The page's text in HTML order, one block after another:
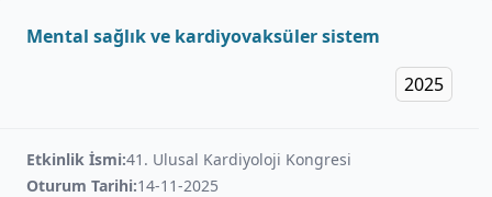
Mental sağlık ve kardiyovaksüler sistem
2025
Etkinlik İsmi:41. Ulusal Kardiyoloji Kongresi
Oturum Tarihi:14-11-2025